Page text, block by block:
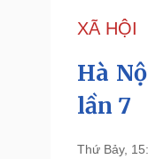
Đảng
Tổ chức
Nhận diện
Pháp luật
XÃ HỘI
Hà
lần 7
Thứ Bảy,